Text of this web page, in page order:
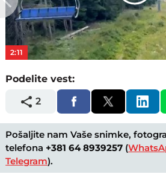
2:11
Podelite vest:
2
Pošaljite nam Vaše snimke,
telefona +381 64 8939257 (
Telegram).